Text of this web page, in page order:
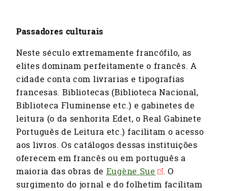
Passadores culturais
Neste século extremamente francófilo, as
elites dominam perfeitamente o francês. A
cidade conta com livrarias e tipografias
francesas. Bibliotecas (Biblioteca Nacional,
Biblioteca Fluminense etc.) e gabinetes de
leitura (o da senhorita Edet, o Real Gabinete
Português de Leitura etc.) facilitam o acesso
aos livros. Os catálogos dessas instituições
oferecem em francês ou em português a
maioria das obras de Eugène Sue
. O
surgimento do jornal e do folhetim facilitam